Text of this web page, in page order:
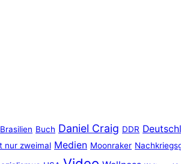
Brasilien Buch Daniel Craig DDR
nur zweimal Medien Moonraker